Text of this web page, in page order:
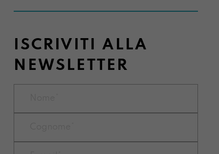
ISCRIVITI ALLA
NEWSLETTER